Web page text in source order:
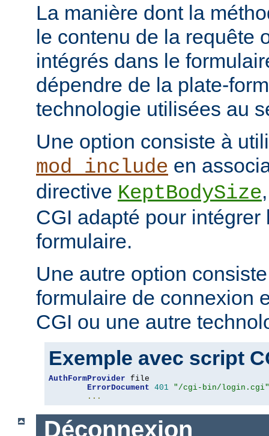
La manière dont la
le contenu de la requête
intégrés dans le
dépendre de la plate-
technologie utilisées au
Une option consiste à
mod_include en
directive KeptBodySize
CGI adapté pour
formulaire.
Une autre option
formulaire de connexion
CGI ou une autre
Exemple avec script
AuthFormProvider file
ErrorDocument 401 "/cgi-bin/login.cgi"
...
Déconnexion